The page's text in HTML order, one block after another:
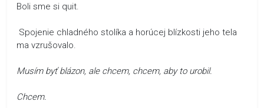
Boli sme si quit.
Spojenie chladného stolíka a horúcej blízkosti jeho tela
ma vzrušovalo.
Musím byť blázon, ale chcem, chcem, aby to urobil.
Chcem.